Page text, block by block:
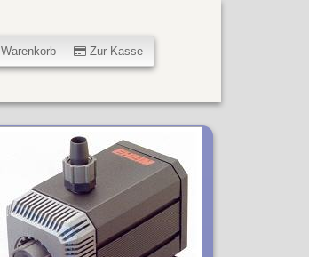
Warenkorb Zur Kasse